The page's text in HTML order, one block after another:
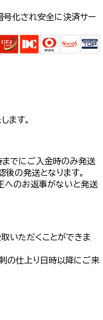
号化され安全に決済サー
ます。
でにご入金時のみ発送
の発送となります。
へのお返事がないと発送
いただくことができま
の仕上り日時以降にご来